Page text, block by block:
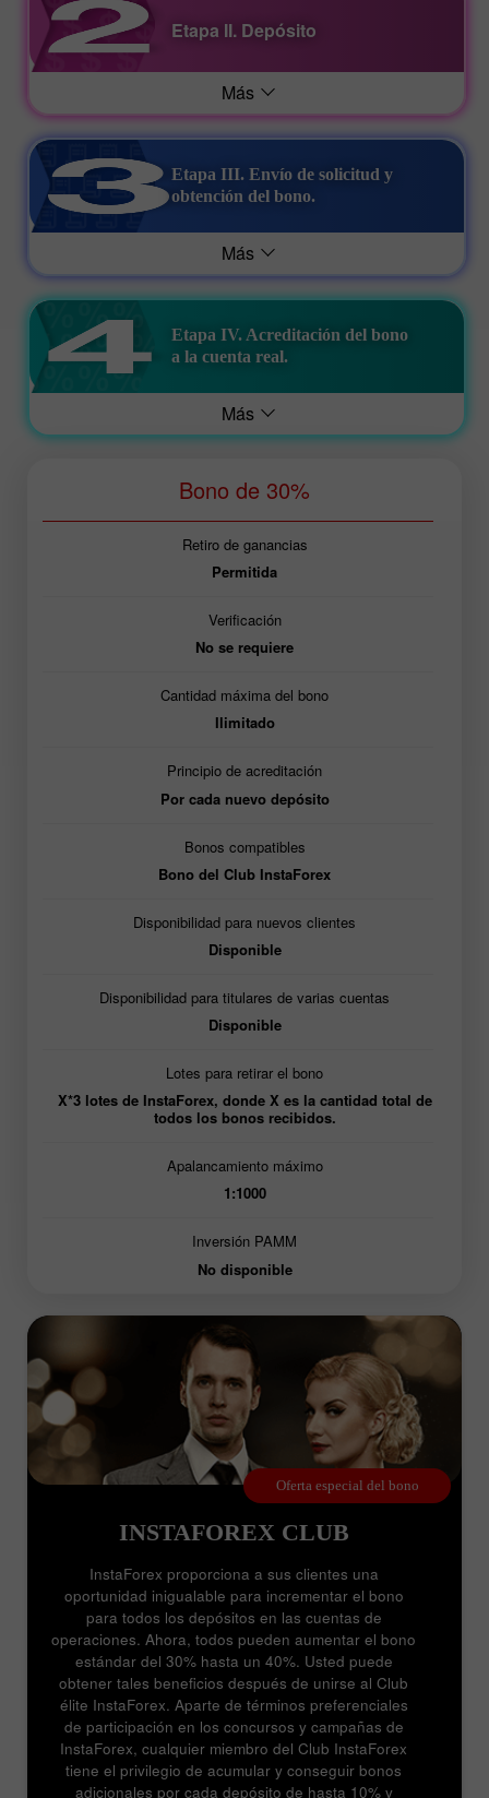
Etapa II. Depósito
Más
Etapa III. Envío de solicitud y
obtención del bono.
Más
Etapa IV. Acreditación del bono
a la cuenta real.
Más
Bono de 30%
Retiro de ganancias
Permitida
Verificación
No se requiere
Cantidad máxima del bono
Ilimitado
Principio de acreditación
Por cada nuevo depósito
Bonos compatibles
Bono del Club InstaForex
Disponibilidad para nuevos clientes
Disponible
Disponibilidad para titulares de varias cuentas
Disponible
Lotes para retirar el bono
X*3 lotes de InstaForex, donde X es la cantidad total de
todos los bonos recibidos.
Apalancamiento máximo
1:1000
Inversión PAMM
No disponible
Oferta especial del bono
INSTAFOREX CLUB
InstaForex proporciona a sus clientes una
oportunidad inigualable para incrementar el bono
para todos los depósitos en las cuentas de
operaciones. Ahora, todos pueden aumentar el bono
estándar del 30% hasta un 40%. Usted puede
obtener tales beneficios después de unirse al Club
élite InstaForex. Aparte de términos preferenciales
de participación en los concursos y campañas de
InstaForex, cualquier miembro del Club InstaForex
tiene el privilegio de acumular y conseguir bonos
adicionales por cada depósito de hasta 10% y